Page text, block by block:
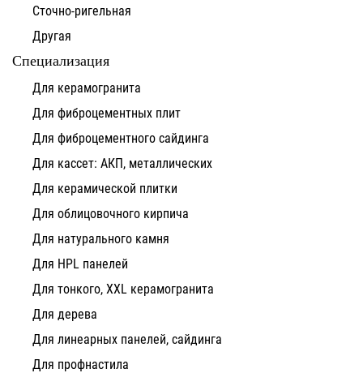
Сточно-ригельная
Другая
Специализация
Для керамогранита
Для фиброцементных плит
Для фиброцементного сайдинга
Для кассет: АКП, металлических
Для керамической плитки
Для облицовочного кирпича
Для натурального камня
Для HPL панелей
Для тонкого, XXL керамогранита
Для дерева
Для линеарных панелей, сайдинга
Для профнастила